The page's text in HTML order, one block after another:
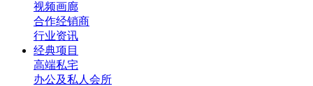
视频画廊
合作经销商
行业资讯
经典项目
高端私宅
办公及私人会所